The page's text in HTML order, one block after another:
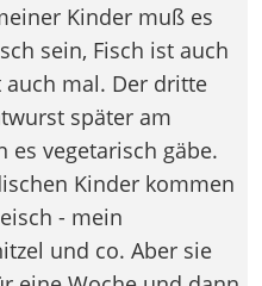
Kinder muß es
sein, Fisch ist auch
auch mal. Der dritte
später am
es vegetarisch gäbe.
Kinder kommen
- mein
und co. Aber sie